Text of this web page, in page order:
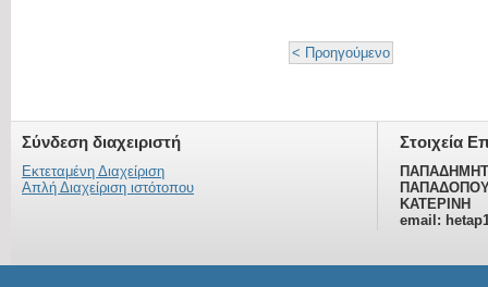
< Προηγούμενο
Σύνδεση διαχειριστή
Εκτεταμένη Διαχείριση
Απλή Διαχείριση ιστότοπου
Στοιχεία
ΚΑΤΕΡΙΝΗ
email: